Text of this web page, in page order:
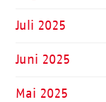
Juli 2025
Juni 2025
Mai 2025